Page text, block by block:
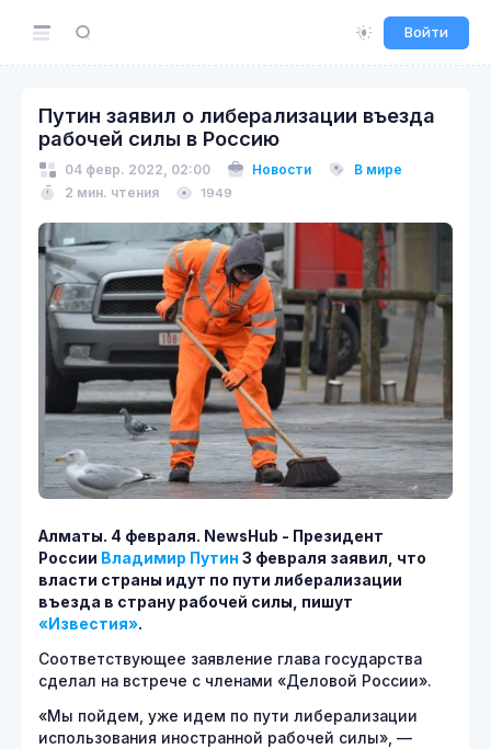
Войти
Путин заявил о либерализации въезда
рабочей силы в Россию
04 февр. 2022, 02:00 Новости
В мире
2 мин. чтения
1949
Алматы. 4 февраля. NewsHub - Президент
России Владимир Путин 3 февраля заявил, что
власти страны идут по пути либерализации
въезда в страну рабочей силы, пишут
«Известия».
Соответствующее заявление глава государства
сделал на встрече с членами «Деловой России».
«Мы пойдем, уже идем по пути либерализации
использования иностранной рабочей силы», —